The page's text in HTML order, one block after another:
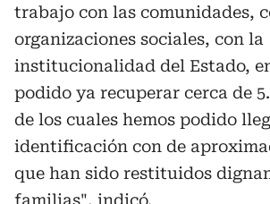
trabajo con las comunidades,
organizaciones sociales, con la
institucionalidad del Estado,
podido ya recuperar cerca de
de los cuales hemos podido
identificación con de
que han sido restituidos
familias", indicó.